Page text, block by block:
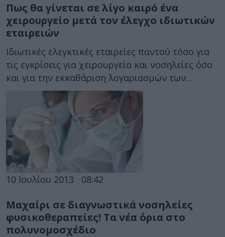
Πως θα γίνεται σε λίγο καιρό ένα
χειρουργείο μετά τον έλεγχο ιδιωτικών
εταιρειών
Ιδιωτικές ελεγκτικές εταιρείες παντού τόσο για
τις εγκρίσεις για χειρουργεία και νοσηλείες όσο
και για την εκκαθάριση λογαριασμών των...
10 Ιουλίου 2013 08:42
Μαχαίρι σε διαγνωστικά νοσηλείες
φυσικοθεραπείες! Τα νέα όρια στο
πολυνομοσχέδιο